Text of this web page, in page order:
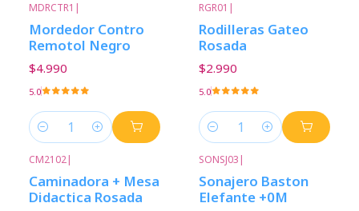
MDRCTR1 |
Mordedor Contro
Remotol Negro
$4.990
5.0
Cantidad
RGR01 |
Rodilleras Gateo
Rosada
$2.990
5.0
Cantidad
CM2102|
Caminadora + Mesa
Didactica Rosada
SONSJ03 |
Sonajero Baston
Elefante +0M